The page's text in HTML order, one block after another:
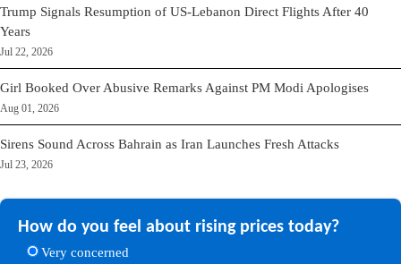
Trump Signals Resumption of US-Lebanon Direct Flights After 40
Years
Jul 22, 2026
Girl Booked Over Abusive Remarks Against PM Modi Apologises
Aug 01, 2026
Sirens Sound Across Bahrain as Iran Launches Fresh Attacks
Jul 23, 2026
How do you feel about rising prices today?
Very concerned